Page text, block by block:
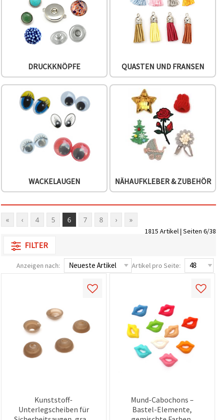
DRUCKKNÖPFE QUASTEN UND FRANSEN
WACKELAUGEN NÄHAUFKLEBER & ZUBEHÖR
« ‹ 4 5 6 7 8 › »
1815 Artikel | Seiten 6/38
FILTER
Anzeigen nach: Artikel pro Seite:
Kunststoff-
Unterlegscheiben für
Mund-Cabochons –
Bastel-Elemente,